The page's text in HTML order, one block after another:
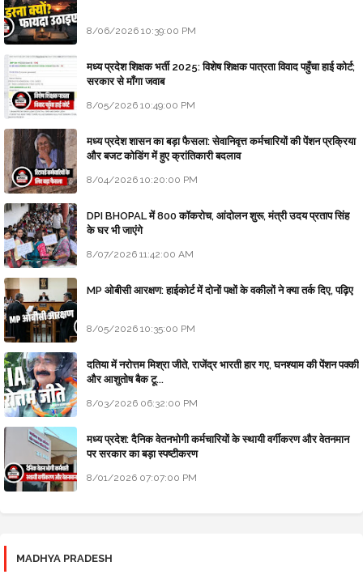
8/06/2026 10:39:00 PM
मध्य प्रदेश शिक्षक भर्ती 2025: विशेष शिक्षक पात्रता विवाद पहुँचा हाई कोर्ट;
सरकार से माँगा जवाब
8/05/2026 10:49:00 PM
मध्य प्रदेश शासन का बड़ा फैसला: सेवानिवृत्त कर्मचारियों की पेंशन प्रक्रिया
और बजट कोडिंग में हुए क्रांतिकारी बदलाव
8/04/2026 10:20:00 PM
DPI BHOPAL में 800 कॉकरोच, आंदोलन शुरू, मंत्री उदय प्रताप सिंह
के घर भी जाएंगे
8/07/2026 11:42:00 AM
MP ओबीसी आरक्षण: हाईकोर्ट में दोनों पक्षों के वकीलों ने क्या तर्क दिए, पढ़िए
8/05/2026 10:35:00 PM
दतिया में नरोत्तम मिश्रा जीते, राजेंद्र भारती हार गए, घनश्याम की पेंशन पक्की
और आशुतोष बैक टू...
8/03/2026 06:32:00 PM
मध्य प्रदेश: दैनिक वेतनभोगी कर्मचारियों के स्थायी वर्गीकरण और वेतनमान
पर सरकार का बड़ा स्पष्टीकरण
8/01/2026 07:07:00 PM
MADHYA PRADESH